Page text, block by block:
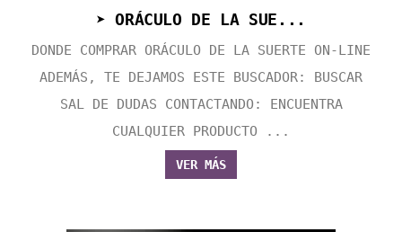
➤ ORÁCULO DE LA SUE...
DONDE COMPRAR ORÁCULO DE LA SUERTE ON-LINE
ADEMÁS, TE DEJAMOS ESTE BUSCADOR: BUSCAR
SAL DE DUDAS CONTACTANDO: ENCUENTRA
CUALQUIER PRODUCTO ...
VER MÁS